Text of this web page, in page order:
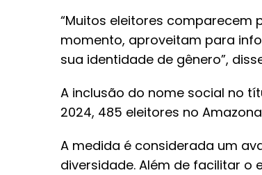
“Muitos eleitores comparecem
momento, aproveitam para
sua identidade de gênero”,
A inclusão do nome social no
2024, 485 eleitores no
A medida é considerada um
diversidade. Além de facilitar